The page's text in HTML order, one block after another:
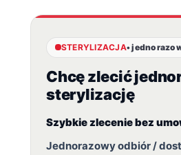
STERYLIZACJA•
Chcę zlecić
sterylizację
Szybkie zlecenie bez
Jednorazowy odbiór /